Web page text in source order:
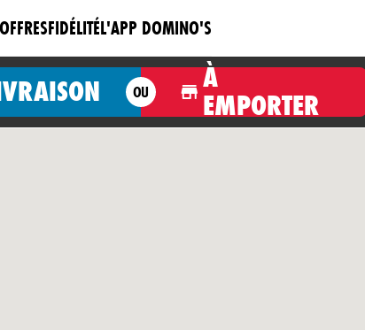
FIDÉLITÉL'APP DOMINO'S
OU
À
EMPORTER